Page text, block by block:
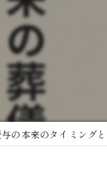
安い
の本来のタイミング